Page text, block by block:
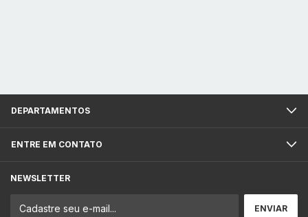
DEPARTAMENTOS
ENTRE EM CONTATO
NEWSLETTER